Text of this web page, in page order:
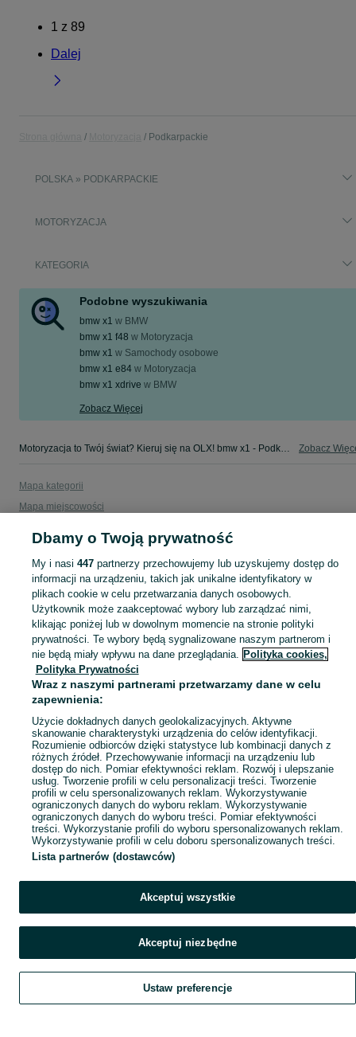
1 z 89
Dalej
Podkarpackie
POLSKA » PODKARPACKIE
MOTORYZACJA
KATEGORIA
Podobne wyszukiwania
bmw x1 w BMW
bmw x1 f48 w Motoryzacja
bmw x1 w Samochody osobowe
bmw x1 e84 w Motoryzacja
bmw x1 xdrive w BMW
Zobacz Więcej
Motoryzacja to Twój świat? Kieruj się na OLX! bmw x1 - Podkarpackie - tylko w kategorii Motoryzacja na OLX! Zobacz
Mapa kategorii
Mapa miejscowości
Popularne wyszukiwania
Szukaj Obserwujesz Dodaj Czat Konto
Dbamy o Twoją prywatność
My i nasi 447partnerzy przechowujemy lub uzyskujemy dostęp do
informacji na urządzeniu, takich jak unikalne identyfikatory w
plikach cookie w celu przetwarzania danych osobowych.
Użytkownik może zaakceptować wybory lub zarządzać nimi,
klikając poniżej lub w dowolnym momencie na stronie polityki
prywatności. Te wybory będą sygnalizowane naszym partnerom i
nie będą miały wpływu na dane przeglądania. Polityka cookies,
Polityka Prywatności
Wraz z naszymi partnerami przetwarzamy dane w celu
zapewnienia:
Użycie dokładnych danych geolokalizacyjnych. Aktywne
skanowanie charakterystyki urządzenia do celów identyfikacji.
Rozumienie odbiorców dzięki statystyce lub kombinacji danych z
różnych źródeł. Przechowywanie informacji na urządzeniu lub
dostęp do nich. Pomiar efektywności reklam. Rozwój i ulepszanie
usług. Tworzenie profili w celu personalizacji treści. Tworzenie
profili w celu spersonalizowanych reklam. Wykorzystywanie
ograniczonych danych do wyboru reklam. Wykorzystywanie
ograniczonych danych do wyboru treści. Pomiar efektywności
treści. Wykorzystanie profili do wyboru spersonalizowanych reklam.
Wykorzystywanie profili w celu doboru spersonalizowanych treści.
Lista partnerów (dostawców)
Akceptuj wszystkie
Akceptuj niezbędne
Ustaw preferencje